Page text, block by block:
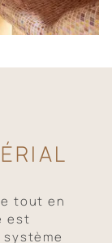
tout en
est